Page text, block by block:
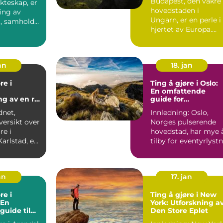
er
av
samhold
hovedstaden i
Ungarn, er en perle i
hjertet av Europa.
arkitek...
i
av en rik
over
i
18. jan
Ting å gjøre i Oslo:
En omfattende
guide for
mennesker
Innledning: Oslo,
Norges pulserende
hovedstad, har mye
tilby for
Ent...
i
til
17. jan
Ting å gjøre i New
York: Utforskning
Den Store Eplet